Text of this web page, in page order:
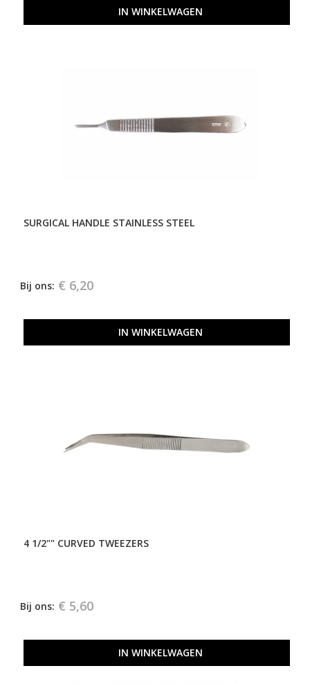
IN WINKELWAGEN
SURGICAL HANDLE STAINLESS STEEL
Bij ons: € 6,20
IN WINKELWAGEN
4 1/2"" CURVED TWEEZERS
Bij ons: € 5,60
IN WINKELWAGEN